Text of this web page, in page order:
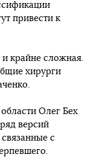
привести к
крайне сложная.
хирурги
Олег Бех
версий
с